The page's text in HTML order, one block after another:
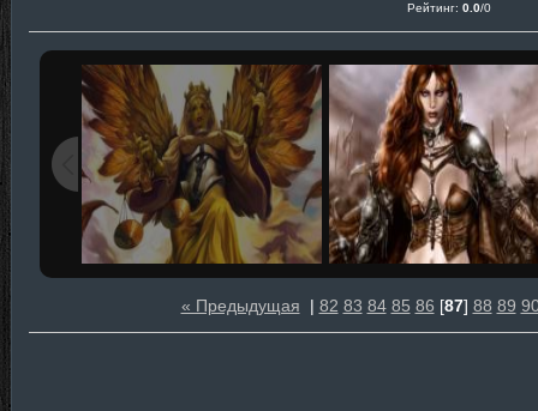
Рейтинг: 0.0/0
« Предыдущая | 82 83 84 85 86 [87] 88 89